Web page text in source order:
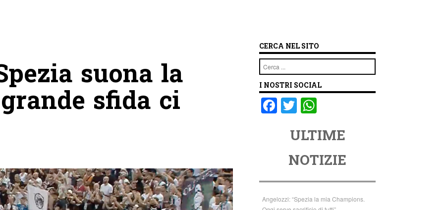
suona la
sfida ci
CERCA NEL SITO
Cerca
I NOSTRI SOCIAL
F
o
o
T
tt
er
at
s
A
p
p
ULTIME
NOTIZIE
Angelozzi: “Spezia la mia Champions.